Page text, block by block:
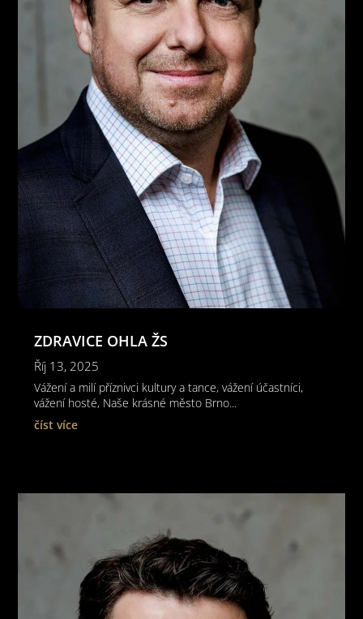
ZDRAVICE OHLA ŽS
Říj 13, 2025
Vážení a milí příznivci kultury a tance, vážení účastníci,
vážení hosté, Naše krásné město Brno...
číst více